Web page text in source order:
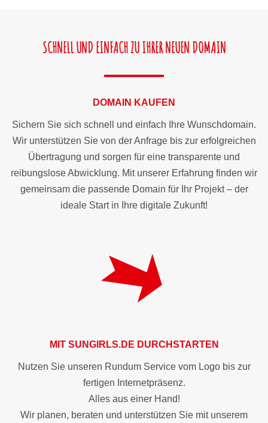
SCHNELL UND EINFACH ZU IHRER NEUEN DOMAIN
DOMAIN KAUFEN
Sichern Sie sich schnell und einfach Ihre Wunschdomain.
Wir unterstützen Sie von der Anfrage bis zur erfolgreichen
Übertragung und sorgen für eine transparente und
reibungslose Abwicklung. Mit unserer Erfahrung finden wir
gemeinsam die passende Domain für Ihr Projekt – der
ideale Start in Ihre digitale Zukunft!
MIT SUNGIRLS.DE DURCHSTARTEN
Nutzen Sie unseren Rundum Service vom Logo bis zur
fertigen Internetpräsenz.
Alles aus einer Hand!
Wir planen, beraten und unterstützen Sie mit unserem